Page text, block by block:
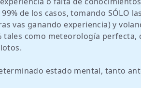
de los casos, tomando SÓLO
vas ganando experiencia) y
tales como meteorología perfecta,
estado mental, tanto